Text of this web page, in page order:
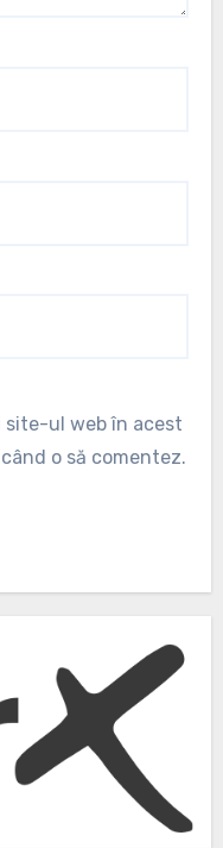
site-ul web în acest
o să comentez.